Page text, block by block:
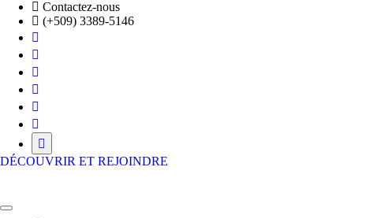
Skip
content
Contactez-nous
(+509) 3389-5146
DÉCOUVRIR ET REJOINDRE